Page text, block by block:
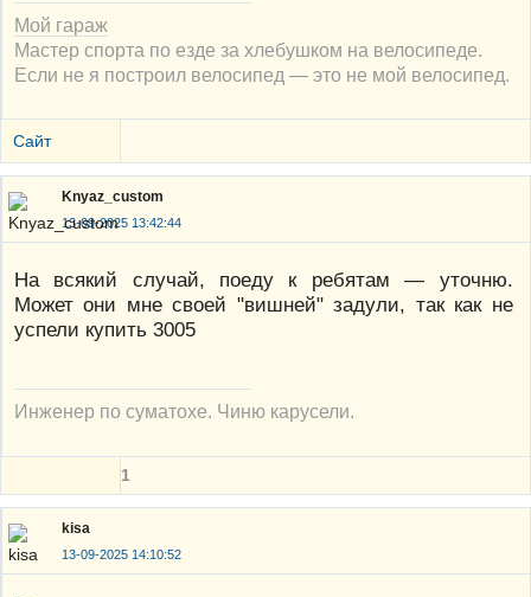
Мой гараж
Мастер спорта по езде за хлебушком на велосипеде.
Если не я построил велосипед — это не мой велосипед.
Сайт
Knyaz_custom
13-09-2025 13:42:44
На всякий случай, поеду к ребятам — уточню.
Может они мне своей "вишней" задули, так как не
успели купить 3005
Инженер по суматохе. Чиню карусели.
1
kisa
13-09-2025 14:10:52